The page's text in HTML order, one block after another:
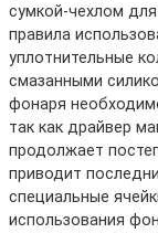
сумкой-чехлом
правила
уплотнительные
смазанными
фонаря
так как драйвер
продолжает
приводит
специальные
использования